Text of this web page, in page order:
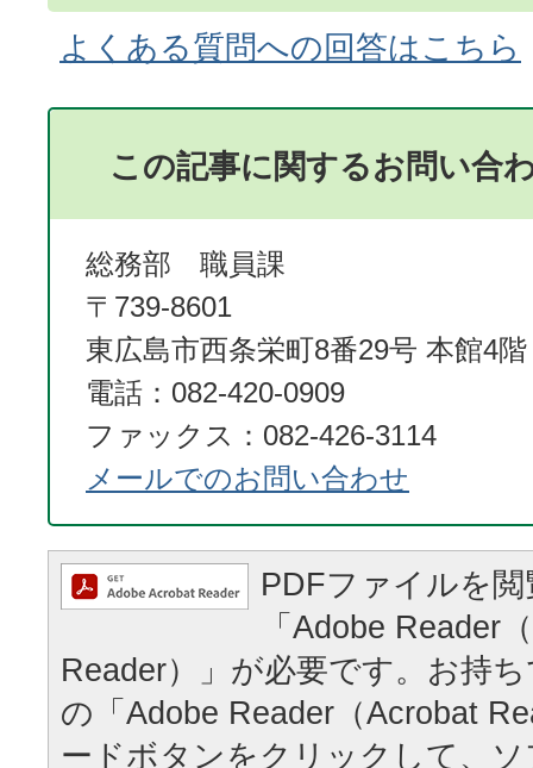
よくある質問への回答はこちら
この記事に関するお問い合
総務部 職員課
〒739-8601
東広島市西条栄町8番29号 本館4階
電話：082-420-0909
ファックス：082-426-3114
メールでのお問い合わせ
PDFファイルを
「Adobe Reader
Reader）」が必要です。お持
の「Adobe Reader（Acrobat
ードボタンをクリックして、